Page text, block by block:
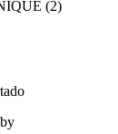
(2)